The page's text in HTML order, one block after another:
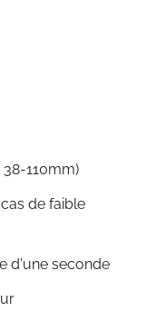
110mm)
de faible
d'une seconde